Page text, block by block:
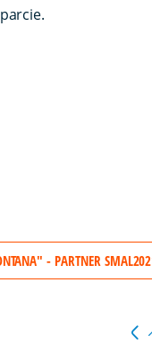
- PARTNER